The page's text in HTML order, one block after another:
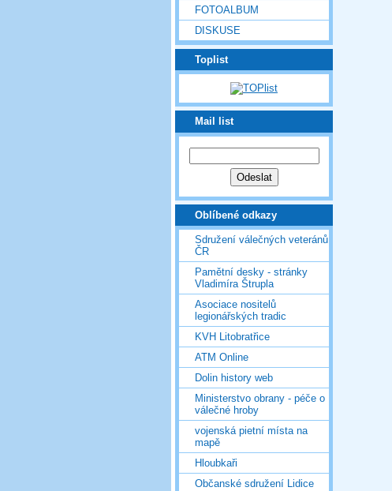
FOTOALBUM
DISKUSE
Toplist
Mail list
Oblíbené odkazy
Sdružení válečných veteránů
ČR
Pamětní desky - stránky
Vladimíra Štrupla
Asociace nositelů
legionářských tradic
KVH Litobratřice
ATM Online
Dolin history web
Ministerstvo obrany - péče o
válečné hroby
vojenská pietní místa na
mapě
Hloubkaři
Občanské sdružení Lidice